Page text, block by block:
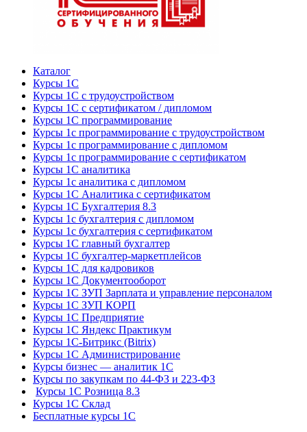
Каталог
Курсы 1С
Курсы 1С с трудоустройством
Курсы 1С с сертификатом / дипломом
Курсы 1С программирование
Курсы 1с программирование с трудоустройством
Курсы 1с программирование с дипломом
Курсы 1с программирование с сертификатом
Курсы 1С аналитика
Курсы 1с аналитика с дипломом
Курсы 1С Аналитика с сертификатом
Курсы 1С Бухгалтерия 8.3
Курсы 1с бухгалтерия с дипломом
Курсы 1с бухгалтерия с сертификатом
Курсы 1С главный бухгалтер
Курсы 1С бухгалтер-маркетплейсов
Курсы 1С для кадровиков
Курсы 1С Документооборот
Курсы 1С ЗУП Зарплата и управление персоналом
Курсы 1С ЗУП КОРП
Курсы 1С Предприятие
Курсы 1С Яндекс Практикум
Курсы 1С-Битрикс (Bitrix)
Курсы 1С Администрирование
Курсы бизнес — аналитик 1С
Курсы по закупкам по 44‑ФЗ и 223‑ФЗ
Курсы 1С Розница 8.3
Курсы 1С Склад
Бесплатные курсы 1С